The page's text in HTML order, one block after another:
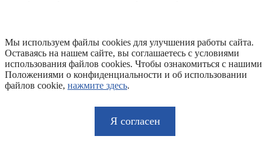
Мы используем файлы cookies для улучшения работы сайта.
Оставаясь на нашем сайте, вы соглашаетесь с условиями
использования файлов cookies. Чтобы ознакомиться с нашими
Положениями о конфиденциальности и об использовании
файлов cookie, нажмите здесь.
Я согласен